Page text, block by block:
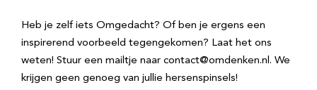
Heb je zelf iets Omgedacht? Of ben je ergens een
inspirerend voorbeeld tegengekomen? Laat het ons
weten! Stuur een mailtje naar contact@omdenken.nl. We
krijgen geen genoeg van jullie hersenspinsels!